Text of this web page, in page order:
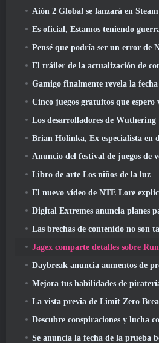
Aión 2 Global se lanzará en Steam y
Es oficial, Estamos teniendo
Pensé que podría ser un error de Neverness To Everness tener el evento
El tráiler de la actualización de contenido final
Gamigo finalmente revela la fecha del regreso de Gloria
Cinco juegos gratuitos que espero ver
Los desarrolladores de Wuthering Waves discuten la creación
Brian Holinka, Ex especialista en diseño PvP de World Of Warcraft,
Anuncio del festival de juegos de
Libro de arte Los niños de la luz
El nuevo vídeo de NTE Lore explica las anomalías, Esperar, Y
Digital Extremes anuncia planes
Las brechas de contenido no son
Jagex comparte detalles sobre Runefest 2026, Una parte de la
Daybreak anuncia aumentos de precios para la
Mejora tus habilidades de piratería, Es hora de
La vista previa de Limit Zero Breakers de NCSoft da una idea de
Descubre conspiraciones y lucha contra gatos gigantes en tu tiempo de
Se anuncia la fecha de la prueba beta abierta para el juego